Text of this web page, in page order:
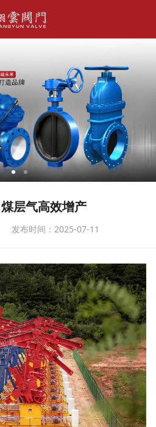
层气高效增产
发布时间：2025-07-11